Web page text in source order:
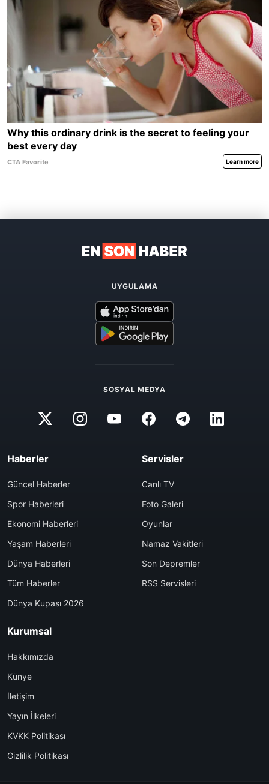
UYGULAMA
SOSYAL MEDYA
Haberler
Güncel Haberler
Spor Haberleri
Ekonomi Haberleri
Yaşam Haberleri
Dünya Haberleri
Tüm Haberler
Dünya Kupası 2026
Servisler
Canlı TV
Foto Galeri
Oyunlar
Namaz Vakitleri
Son Depremler
RSS Servisleri
Kurumsal
Hakkımızda
Künye
İletişim
Yayın İlkeleri
KVKK Politikası
Gizlilik Politikası